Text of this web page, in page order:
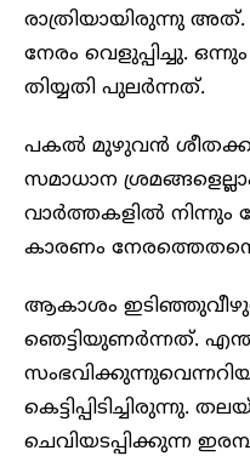
രാത്രിയായിരുന്നു
നേരം വെളുപ്പിച്ചു.
തിയ്യതി പുലർന്നത്.
പകൽ മുഴുവൻ
സമാധാന
വാർത്തകളിൽ
കാരണം
ആകാശം
ഞെട്ടിയുണർന്നത്.
കെട്ടിപ്പിടിച്ചിരുന്നു.
ചെവിയടപ്പിക്കുന്ന